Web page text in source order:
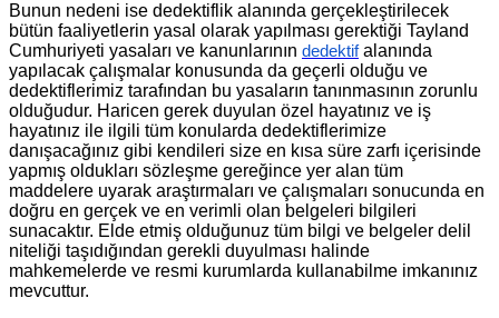
Bunun nedeni ise dedektiflik alanında gerçekleştirilecek
bütün faaliyetlerin yasal olarak yapılması gerektiği Tayland
Cumhuriyeti yasaları ve kanunlarının dedektifalanında
yapılacak çalışmalar konusunda da geçerli olduğu ve
dedektiflerimiz tarafından bu yasaların tanınmasının zorunlu
olduğudur. Haricen gerek duyulan özel hayatınız ve iş
hayatınız ile ilgili tüm konularda dedektiflerimize
danışacağınız gibi kendileri size en kısa süre zarfı içerisinde
yapmış oldukları sözleşme gereğince yer alan tüm
maddelere uyarak araştırmaları ve çalışmaları sonucunda en
doğru en gerçek ve en verimli olan belgeleri bilgileri
sunacaktır. Elde etmiş olduğunuz tüm bilgi ve belgeler delil
niteliği taşıdığından gerekli duyulması halinde
mahkemelerde ve resmi kurumlarda kullanabilme imkanınız
mevcuttur.